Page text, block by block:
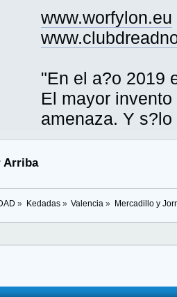
www.worfylon.eu
"En el a?o 2019
El mayor
amenaza. Y
Arriba
» Kedadas» Valencia » Mercadillo y